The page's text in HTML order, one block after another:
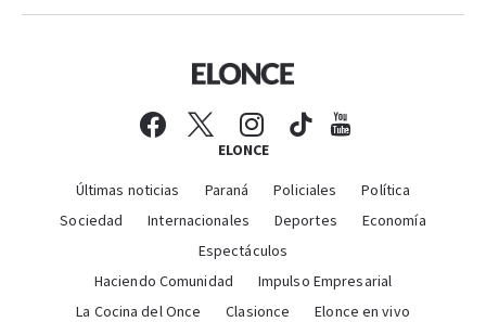
ELONCE
Últimas noticias Paraná Policiales
Política
Sociedad
Internacionales Deportes
Economía
Espectáculos
Haciendo Comunidad
Impulso Empresarial
La Cocina del Once
Clasionce Elonce en vivo